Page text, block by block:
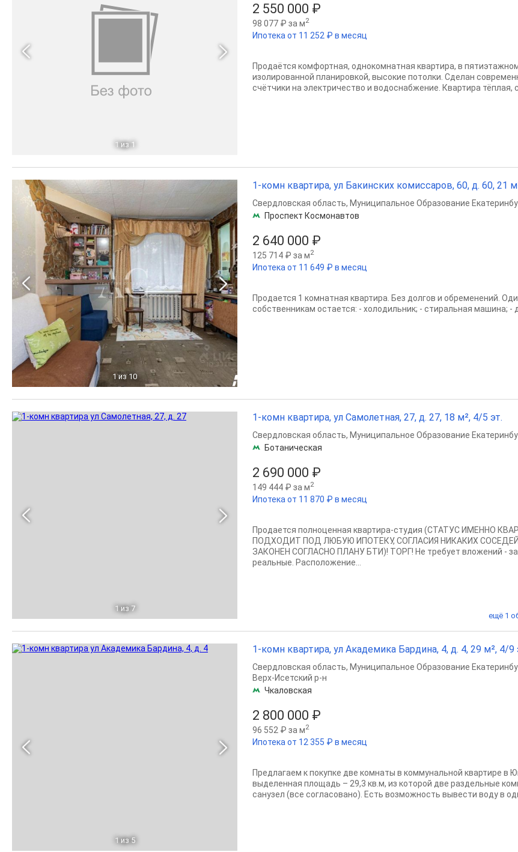
1 из 1
2 550 000 ₽
98 077 ₽ за м2
Ипотека от 11 252 ₽ в месяц
Продаётся комфортная, однокомнатная квартира, в
изолированной планировкой, высокие потолки. Сделан
счётчики на электричество и водоснабжение. Квартира тёплая,
1 из 10
1-комн квартира, ул Бакинских комиссаров, 60, д. 60, 21
2 640 000 ₽
125 714 ₽ за м2
Ипотека от 11 649 ₽ в месяц
Свердловская область, Муниципальное Образование
Проспект Космонавтов
Продается 1 комнатная квартира. Без долгов и обременений.
собственникам остается: - холодильник; - стиральная машина;
1 из 7
1-комн квартира, ул Самолетная, 27, д. 27, 18 м², 4/5 эт.
2 690 000 ₽
149 444 ₽ за м2
Ипотека от 11 870 ₽ в месяц
Свердловская область, Муниципальное Образование
Ботаническая
Продается полноценная квартира-студия (СТАТУС ИМЕННО
ПОДХОДИТ ПОД ЛЮБУЮ ИПОТЕКУ, СОГЛАСИЯ НИКАКИХ
ЗАКОНЕН СОГЛАСНО ПЛАНУ БТИ)! ТОРГ! Не требует вложений -
реальные. Расположение...
ещё 1
1 из 5
1-комн квартира, ул Академика Бардина, 4, д. 4, 29 м², 4/9
2 800 000 ₽
96 552 ₽ за м2
Ипотека от 12 355 ₽ в месяц
Свердловская область, Муниципальное Образование
Верх-Исетский р-н
Чкаловская
Предлагаем к покупке две комнаты в коммунальной квартире в
выделенная площадь – 29,3 кв.м, из которой две раздельные
санузел (все согласовано). Есть возможность вывести воду в